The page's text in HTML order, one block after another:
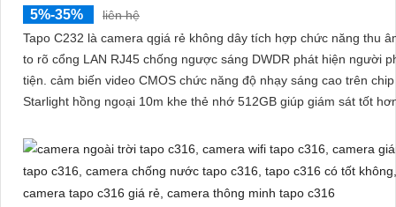
5%-35%
liên hệ
Tapo C232 là camera qgiá rẻ không dây tích hợp chức năng thu
to rõ cổng LAN RJ45 chống ngược sáng DWDR phát hiện người
tiện. cảm biến video CMOS chức năng độ nhạy sáng cao trên chip
Starlight hồng ngoại 10m khe thẻ nhớ 512GB giúp giám sát tốt